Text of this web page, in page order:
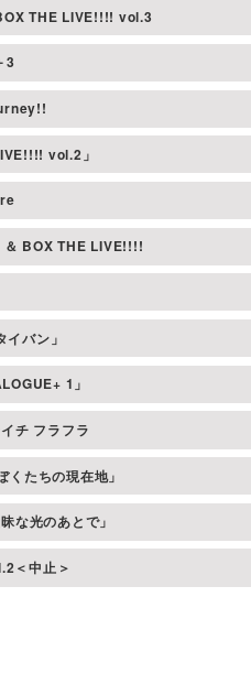
。
開演・終演時間は変更になる場合
THE LIVE!!!! vol.3
3
vol.2」
＆ BOX THE LIVE!!!!
バン」
1」
チ フラフラ
たちの現在地」
な光のあとで」
＜中止＞